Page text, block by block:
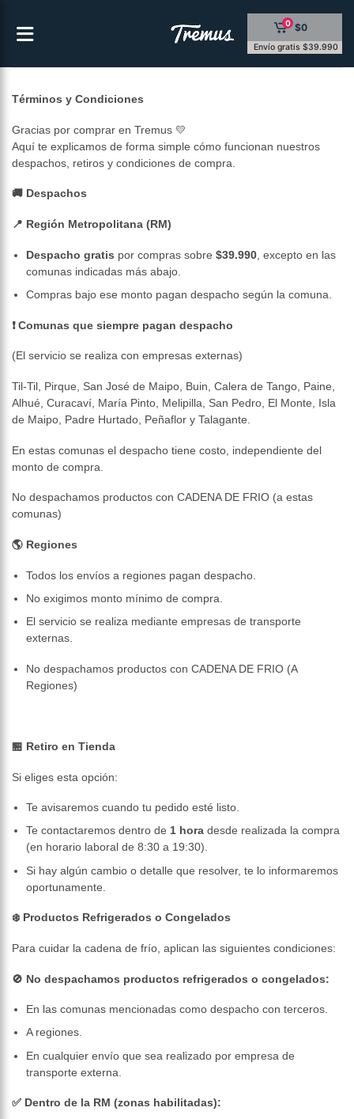
0 $0
Envío gratis $39.990
Términos y Condiciones
Gracias por comprar en Tremus 💛
Aquí te explicamos de forma simple cómo funcionan nuestros
despachos, retiros y condiciones de compra.
🚚 Despachos
📍 Región Metropolitana (RM)
Despacho gratis por compras sobre $39.990, excepto en las
comunas indicadas más abajo.
Compras bajo ese monto pagan despacho según la comuna.
❗ Comunas que siempre pagan despacho
(El servicio se realiza con empresas externas)
Til-Til, Pirque, San José de Maipo, Buin, Calera de Tango, Paine,
Alhué, Curacaví, María Pinto, Melipilla, San Pedro, El Monte, Isla
de Maipo, Padre Hurtado, Peñaflor y Talagante.
En estas comunas el despacho tiene costo, independiente del
monto de compra.
No despachamos productos con CADENA DE FRIO (a estas
comunas)
🌎 Regiones
Todos los envíos a regiones pagan despacho.
No exigimos monto mínimo de compra.
El servicio se realiza mediante empresas de transporte
externas.
No despachamos productos con CADENA DE FRIO (A
Regiones)
🏪 Retiro en Tienda
Si eliges esta opción:
Te avisaremos cuando tu pedido esté listo.
Te contactaremos dentro de 1 horadesde realizada la compra
(en horario laboral de 8:30 a 19:30).
Si hay algún cambio o detalle que resolver, te lo informaremos
oportunamente.
❄️ Productos Refrigerados o Congelados
Para cuidar la cadena de frío, aplican las siguientes condiciones:
🚫 No despachamos productos refrigerados o congelados:
En las comunas mencionadas como despacho con terceros.
A regiones.
En cualquier envío que sea realizado por empresa de
transporte externa.
✅ Dentro de la RM (zonas habilitadas):